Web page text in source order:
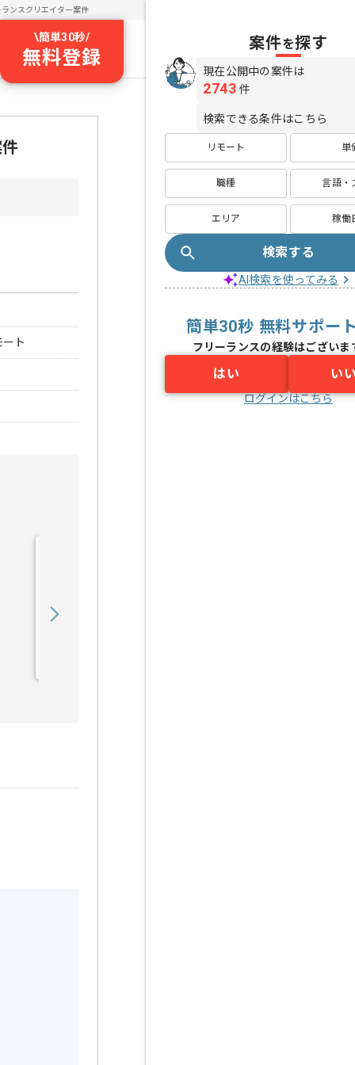
ランスクリエイター案件
\簡単30秒/
無料登録
ト
案件を探す
現在公開中の案件は
2743 件
検索できる条件はこちら
リモート 単
職種 言語・
エリア 稼働
検索する
AI検索を使ってみる
簡単30秒 無料サポー
フリーランスの経験はございま
はい い
ログインはこちら